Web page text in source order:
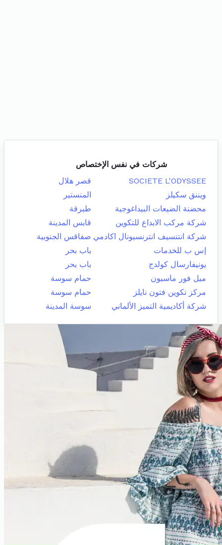
شركات في نفس الإختصاص
SOCIETE L'ODYSSEE
قصر هلال
ويننق سكيلز
المنستير
محضنة الضيعات البيداغوجية
طبرقة
شركة مركب الابداع للتكوين
قابس المدينة
شركة انتنسيف انترنسيونال اكادمي صفاقس الجنوبية
إس ب للخدمات
باب بحر
يونيفارسال كولدج
باب بحر
ميل فور ماسيون
حمام سوسة
مركز تكوين فتون نايلز
حمام سوسة
شركة أكاديمية التميز الألماني
سوسة المدينة